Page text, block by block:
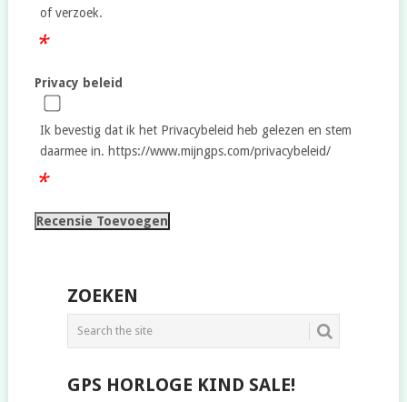
of verzoek.
Privacy beleid
Ik bevestig dat ik het Privacybeleid heb gelezen en stem
daarmee in. https://www.mijngps.com/privacybeleid/
ZOEKEN
GPS HORLOGE KIND SALE!